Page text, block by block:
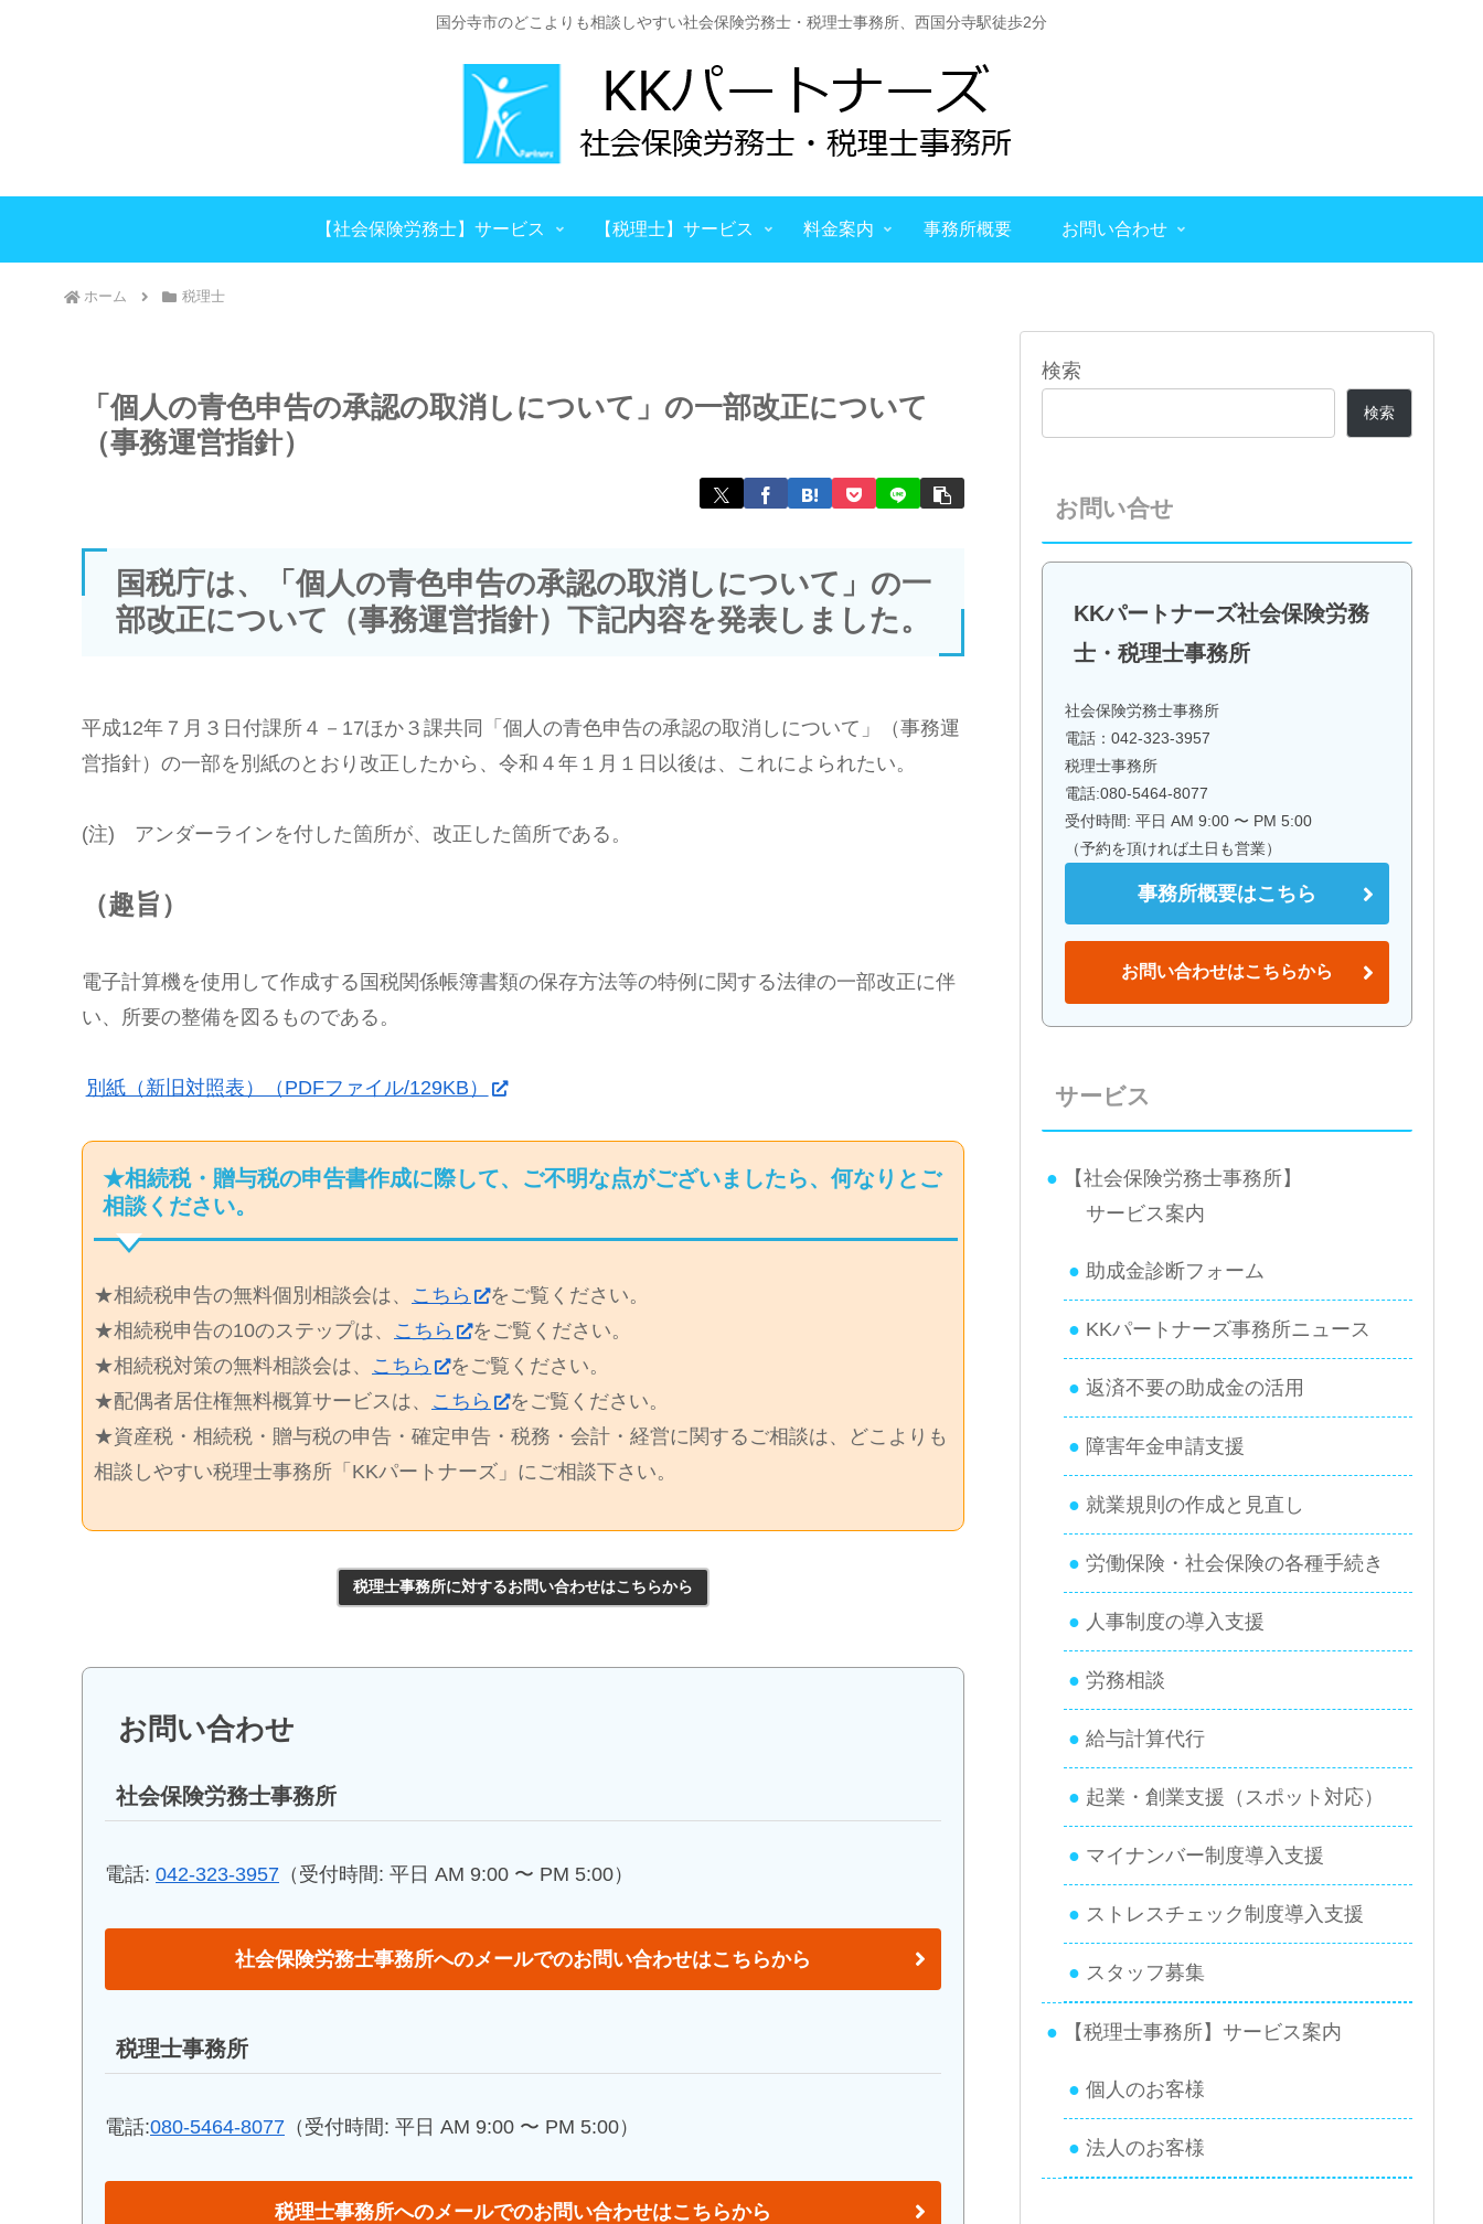
国分寺市のどこよりも相談しやすい社会保険労務士・税理士事務所、西国分寺駅徒歩2分
【社会保険労務士】サービス 【税理士】サービス 料金案内 事務所概要 お問い合わせ
ホーム 税理士
「個人の青色申告の承認の取消しについて」の一部改正について
（事務運営指針）
国税庁は、「個人の青色申告の承認の取消しについて」の一
部改正について（事務運営指針）下記内容を発表しました。
平成12年７月３日付課所４－17ほか３課共同「個人の青色申告の承認の取消しについて」（事務運
営指針）の一部を別紙のとおり改正したから、令和４年１月１日以後は、これによられたい。
(注) アンダーラインを付した箇所が、改正した箇所である。
（趣旨）
電子計算機を使用して作成する国税関係帳簿書類の保存方法等の特例に関する法律の一部改正に伴
い、所要の整備を図るものである。
別紙（新旧対照表）（PDFファイル/129KB）
★相続税・贈与税の申告書作成に際して、ご不明な点がございましたら、何なりとご
相談ください。
★相続税申告の無料個別相談会は、 こちら
をご覧ください。
★相続税申告の10のステップは、 こちら
をご覧ください。
★相続税対策の無料相談会は、 こちら
をご覧ください。
★配偶者居住権無料概算サービスは、 こちら
をご覧ください。
★資産税・相続税・贈与税の申告・確定申告・税務・会計・経営に関するご相談は、どこよりも
相談しやすい税理士事務所「KKパートナーズ」にご相談下さい。
税理士事務所に対するお問い合わせはこちらから
お問い合わせ
社会保険労務士事務所
電話: 042-323-3957 （受付時間: 平日 AM 9:00 〜 PM 5:00）
社会保険労務士事務所へのメールでのお問い合わせはこちらから
税理士事務所
電話:080-5464-8077 （受付時間: 平日 AM 9:00 〜 PM 5:00）
税理士事務所へのメールでのお問い合わせはこちらから
検索
検索
お問い合せ
KKパートナーズ社会保険労務
士・税理士事務所
社会保険労務士事務所
電話：042-323-3957
税理士事務所
電話:080-5464-8077
受付時間: 平日 AM 9:00 〜 PM 5:00
（予約を頂ければ土日も営業）
事務所概要はこちら
お問い合わせはこちらから
サービス
【社会保険労務士事務所】
サービス案内
助成金診断フォーム
KKパートナーズ事務所ニュース
返済不要の助成金の活用
障害年金申請支援
就業規則の作成と見直し
労働保険・社会保険の各種手続き
人事制度の導入支援
労務相談
給与計算代行
起業・創業支援（スポット対応）
マイナンバー制度導入支援
ストレスチェック制度導入支援
スタッフ募集
【税理士事務所】サービス案内
個人のお客様
法人のお客様